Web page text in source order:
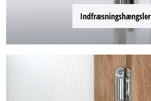
Indfræsningshængsler